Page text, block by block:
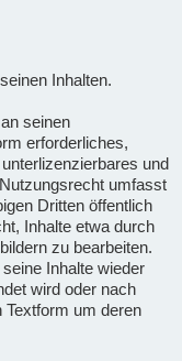
Inhalten.
seinen
erforderliches,
und
umfasst
Dritten öffentlich
Inhalte etwa durch
zu bearbeiten.
Inhalte wieder
wird oder nach
um deren